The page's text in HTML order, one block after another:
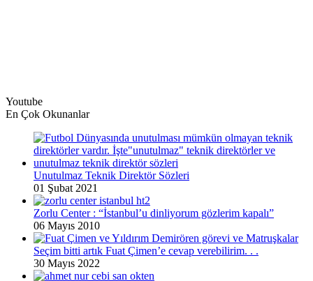
Youtube
En Çok Okunanlar
Unutulmaz Teknik Direktör Sözleri
01 Şubat 2021
Zorlu Center : “İstanbul’u dinliyorum gözlerim kapalı”
06 Mayıs 2010
Seçim bitti artık Fuat Çimen’e cevap verebilirim. . .
30 Mayıs 2022